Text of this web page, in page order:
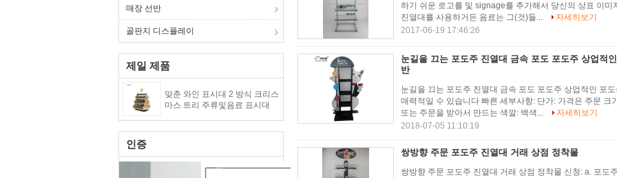
매장 선반
골판지 디스플레이
제일 제품
맞춘 와인 표시대 2 방식 크리스
마스 트리 주류및음료 표시대
인증
하기 쉬운 로고를 및 signage를 추가해서 당신의 상표 이
진열대를 사용하거든 음료는 그(것)들...
자세히보기
2017-06-19 17:46:26
눈길을 끄는 포도주 진열대 금속 포도 포도주 상업적
반
눈길을 끄는 포도주 진열대 금속 포도 포도주 상업적인 포
매력적일 수 있습니다 빠른 세부사항: 단가: 가격은 주문
또는 주문을 받아서 만드는 색깔: 백색...
자세히보기
2018-07-05 11:10:19
쌍방향 주문 포도주 진열대 거래 상점 정착물
쌍방향 주문 포도주 진열대 거래 상점 정착물 신청: a. 포도